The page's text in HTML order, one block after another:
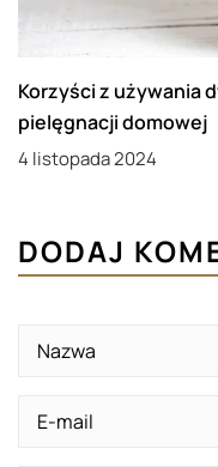
Korzyści z używania
pielęgnacji domowej
4 listopada 2024
DODAJ